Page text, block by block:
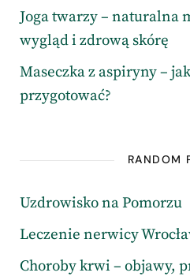
Joga twarzy – naturalna
wygląd i zdrową skórę
Maseczka z aspiryny –
przygotować?
RANDOM
Uzdrowisko na Pomorzu
Leczenie nerwicy
Choroby krwi – objawy,